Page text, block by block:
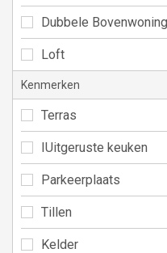
Dubbele Bovenwoning
Loft
Kenmerken
Terras
IUitgeruste keuken
Parkeerplaats
Tillen
Kelder